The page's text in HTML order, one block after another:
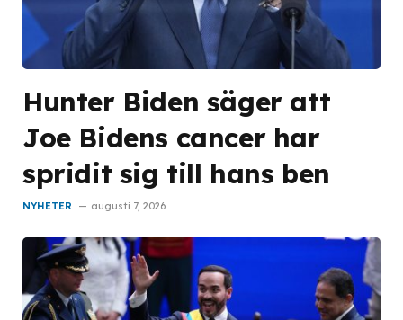
Hunter Biden säger att
Joe Bidens cancer har
spridit sig till hans ben
NYHETER augusti 7, 2026